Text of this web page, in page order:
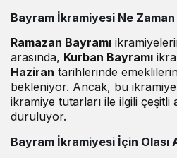
Bayram İkramiyesi Ne
Ramazan Bayramı
arasında, Kurban Bayramı
Haziran tarihlerinde
bekleniyor. Ancak, bu
ikramiye tutarları ile ilgili
duruluyor.
Bayram İkramiyesi İçin Olası